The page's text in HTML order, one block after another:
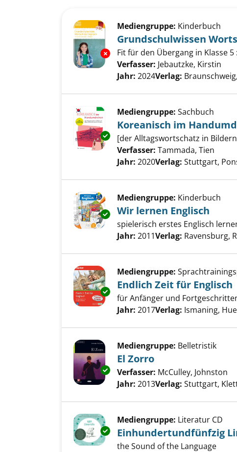
Exemplar-Details von
Mediengruppe: Kinderbuch
Grundschulwissen
Fit für den Übergang in Klasse 5
Verfasser: Jebautzke, Kirstin
Jahr: 2024Verlag:
Exemplar-Details von Koreanisch
Mediengruppe: Sachbuch
Koreanisch im
[der Alltagswortschatz in
Verfasser: Tammada, Tien
Jahr: 2020Verlag: Stuttgart,
Exemplar-Details von Wir lernen
Mediengruppe: Kinderbuch
Wir lernen Englisch
spielerisch erstes Englisch
Suche nach diesem Verfasser
Jahr: 2011Verlag: Ravensburg,
Exemplar-Details von Endlich Zeit
Mediengruppe:
Endlich Zeit für Englisch
für Anfänger und
Suche nach diesem Verfasser
Jahr: 2017Verlag: Ismaning,
Exemplar-Details von El Zorro
Mediengruppe: Belletristik
El Zorro
Verfasser: McCulley, Johnston
Jahr: 2013Verlag: Stuttgart,
Exemplar-Details von
Mediengruppe: Literatur CD
Einhundertundfünfzig
the Sound of the Language